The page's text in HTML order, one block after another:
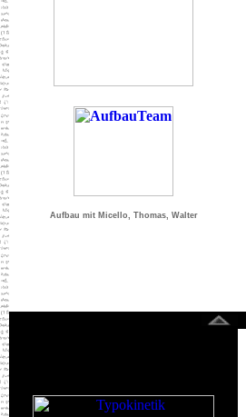
Aufbau mit Micello, Thomas, Walter